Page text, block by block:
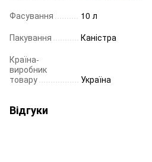
Фасування
10 л
Пакування
Каністра
Країна-
виробник
товару
Україна
Відгуки